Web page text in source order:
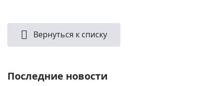
Вернуться к списку
Последние новости